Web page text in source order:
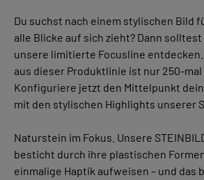
Du suchst nach einem stylischen Bild
alle Blicke auf sich zieht? Dann
unsere limitierte Focusline
aus dieser Produktlinie ist nur 250-mal
Konfiguriere jetzt den Mittelpunkt
mit den stylischen Highlights unserer
Naturstein im Fokus. Unsere
besticht durch ihre plastischen
einmalige Haptik aufweisen – und das